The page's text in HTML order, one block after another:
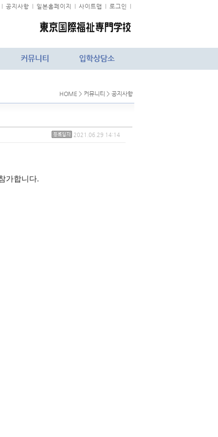
공지사항 일본홈페이지 사이트맵 로그인
HOME > 커뮤니티 > 공지사항
2021.06.29 14:14
가합니다.